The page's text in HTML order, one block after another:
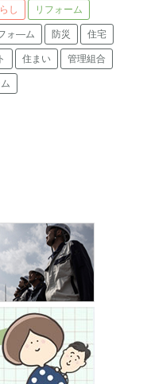
し リフォーム
ォ―ム 防災 住宅
住まい 管理組合